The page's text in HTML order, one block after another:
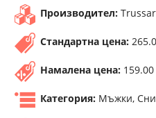
Производител:
Стандартна цена:
Намалена цена: 159.00
Категория: Мъжки,